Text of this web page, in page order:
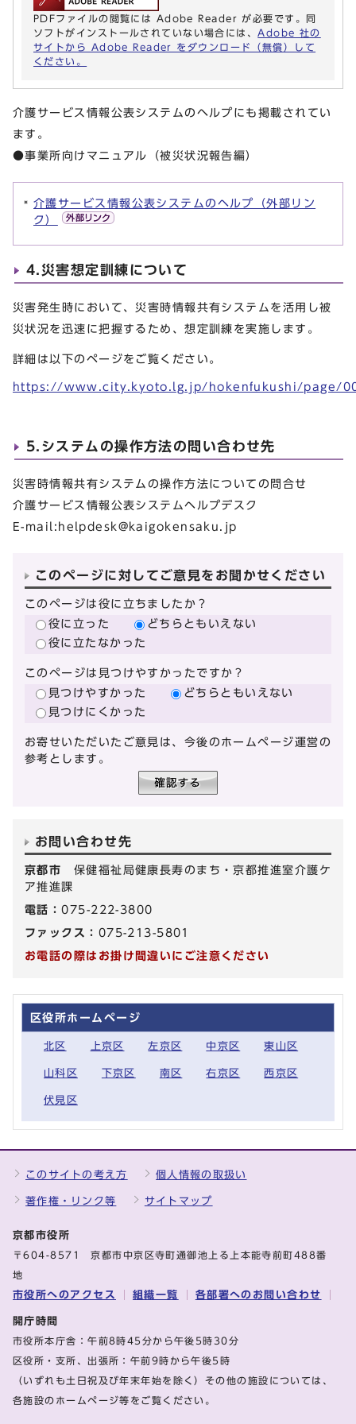
PDFファイルの閲覧には Adobe Reader が必要です。同
ソフトがインストールされていない場合には、 Adobe 社の
サイトから Adobe Reader をダウンロード（無償）して
ください。
介護サービス情報公表システムのヘルプにも掲載されてい
ます。
●事業所向けマニュアル（被災状況報告編）
介護サービス情報公表システムのヘルプ（外部リン
ク）
4.災害想定訓練について
災害発生時において、災害時情報共有システムを活用し被
災状況を迅速に把握するため、想定訓練を実施します。
詳細は以下のページをご覧ください。
https://www.city.kyoto.lg.jp/hokenfukushi/page/
5.システムの操作方法の問い合わせ先
災害時情報共有システムの操作方法についての問合せ
介護サービス情報公表システムヘルプデスク
E-mail: helpdesk@kaigokensaku.jp
このページに対してご意見をお聞かせください
このページは役に立ちましたか？
役に立った
どちらともいえない
役に立たなかった
このページは見つけやすかったですか？
見つけやすかった
どちらともいえない
見つけにくかった
お寄せいただいたご意見は、今後のホームページ運営の
参考とします。
お問い合わせ先
京都市 保健福祉局健康長寿のまち・京都推進室介護ケ
ア推進課
電話：075-222-3800
ファックス： 075-213-5801
お電話の際はお掛け間違いにご注意ください
区役所ホームページ
北区 上京区 左京区 中京区 東山区
山科区 下京区 南区 右京区 西京区
伏見区
このサイトの考え方 個人情報の取扱い
著作権・リンク等 サイトマップ
京都市役所
〒604-8571 京都市中京区寺町通御池上る上本能寺前町488番
地
市役所へのアクセス 組織一覧 各部署へのお問い合わせ
開庁時間
市役所本庁舎：午前8時45分から午後5時30分
区役所・支所、出張所：午前9時から午後5時
（いずれも土日祝及び年末年始を除く）その他の施設については、
各施設のホームページ等をご覧ください。